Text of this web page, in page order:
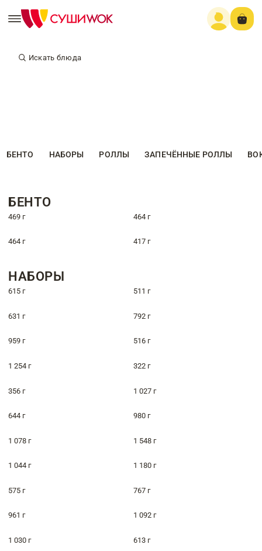
Искать блюда
БЕНТО НАБОРЫ РОЛЛЫ ЗАПЕЧЁННЫЕ РОЛЛЫ
БЕНТО
469 г 464 г
464 г 417 г
НАБОРЫ
615 г 511 г
631 г 792 г
959 г 516 г
1 254 г 322 г
356 г 1 027 г
644 г 980 г
1 078 г 1 548 г
1 044 г 1 180 г
575 г 767 г
961 г 1 092 г
1 030 г 613 г